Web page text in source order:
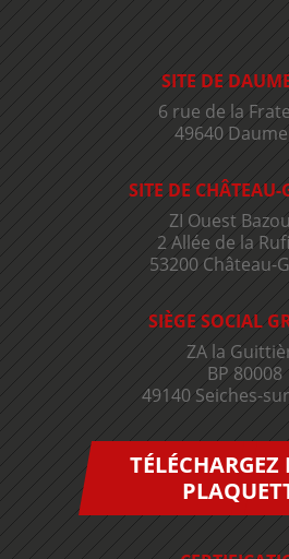
SITE DE
6 rue de la
49640
SITE DE
ZI Ouest
2 Allée de la
53200 Château-
SIÈGE SOCIAL
ZA la
BP 80008
49140 Seiches-
TÉLÉCHARGEZ